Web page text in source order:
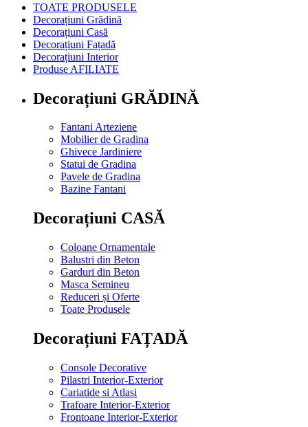
TOATE PRODUSELE
Decorațiuni Grădină
Decorațiuni Casă
Decorațiuni Fațadă
Decorațiuni Interior
Produse AFILIATE
Decorațiuni GRĂDINĂ
Fantani Arteziene
Mobilier de Gradina
Ghivece Jardiniere
Statui de Gradina
Pavele de Gradina
Bazine Fantani
Decorațiuni CASĂ
Coloane Ornamentale
Balustri din Beton
Garduri din Beton
Masca Semineu
Reduceri și Oferte
Toate Produsele
Decorațiuni FAȚADĂ
Console Decorative
Pilastri Interior-Exterior
Cariatide si Atlasi
Trafoare Interior-Exterior
Frontoane Interior-Exterior